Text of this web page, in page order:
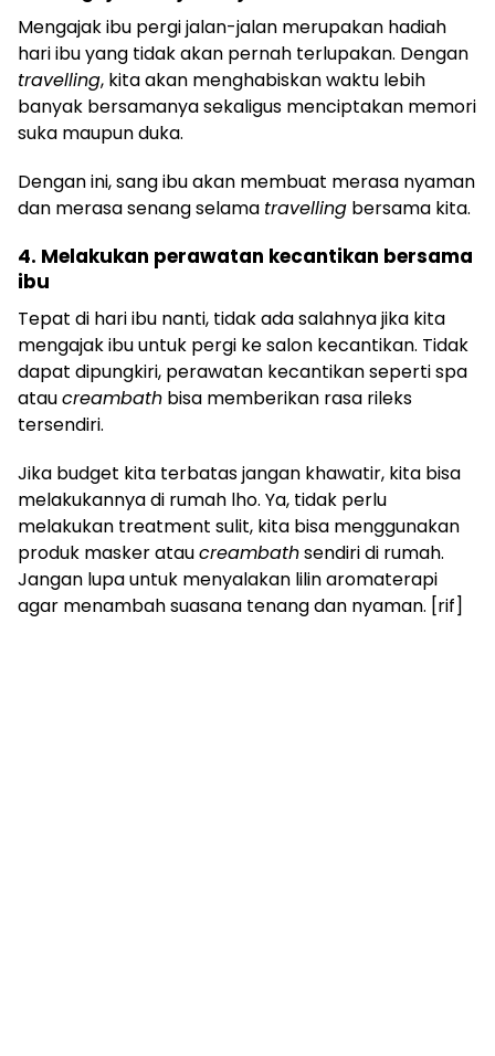
Mengajak ibu pergi jalan-jalan merupakan hadiah
hari ibu yang tidak akan pernah terlupakan. Dengan
travelling, kita akan menghabiskan waktu lebih
banyak bersamanya sekaligus menciptakan memori
suka maupun duka.
Dengan ini, sang ibu akan membuat merasa nyaman
dan merasa senang selama travelling bersama kita.
4. Melakukan perawatan kecantikan bersama
ibu
Tepat di hari ibu nanti, tidak ada salahnya jika kita
mengajak ibu untuk pergi ke salon kecantikan. Tidak
dapat dipungkiri, perawatan kecantikan seperti spa
ataucreambath bisa memberikan rasa rileks
tersendiri.
Jika budget kita terbatas jangan khawatir, kita bisa
melakukannya di rumah lho. Ya, tidak perlu
melakukan treatment sulit, kita bisa menggunakan
produk masker ataucreambathsendiri di rumah.
Jangan lupa untuk menyalakan lilin aromaterapi
agar menambah suasana tenang dan nyaman. [rif]